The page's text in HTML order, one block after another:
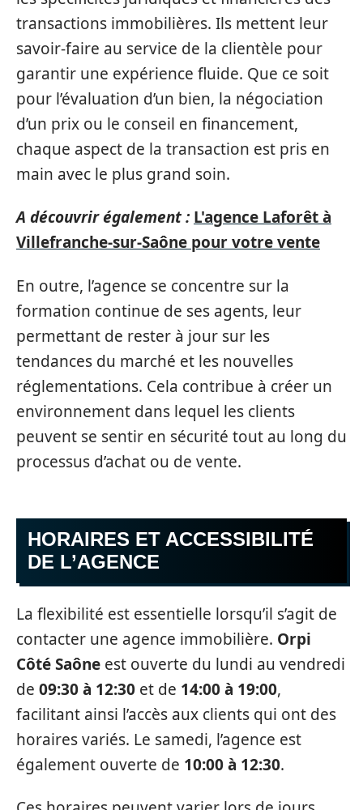
transactions immobilières. Ils mettent leur
savoir-faire au service de la clientèle pour
garantir une expérience fluide. Que ce soit
pour l’évaluation d’un bien, la négociation
d’un prix ou le conseil en financement,
chaque aspect de la transaction est pris en
main avec le plus grand soin.
A découvrir également : L'agence Laforêt à
Villefranche-sur-Saône pour votre vente
En outre, l’agence se concentre sur la
formation continue de ses agents, leur
permettant de rester à jour sur les
tendances du marché et les nouvelles
réglementations. Cela contribue à créer un
environnement dans lequel les clients
peuvent se sentir en sécurité tout au long du
processus d’achat ou de vente.
HORAIRES ET ACCESSIBILITÉ
DE L’AGENCE
La flexibilité est essentielle lorsqu’il s’agit de
contacter une agence immobilière. Orpi
Côté Saône est ouverte du lundi au vendredi
de 09:30 à 12:30 et de 14:00 à 19:00,
facilitant ainsi l’accès aux clients qui ont des
horaires variés. Le samedi, l’agence est
également ouverte de 10:00 à 12:30.